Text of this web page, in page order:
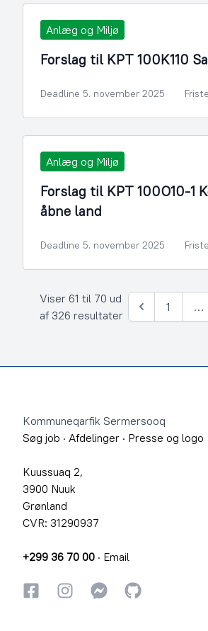
Anlæg og Miljø
Forslag til KPT 100K110
Deadline 5. november 2025
Anlæg og Miljø
Forslag til KPT 100O10-1
åbne land
Deadline 5. november 2025
Viser 61 til 70 ud
af 326 resultater
Forrige
1 …
Kommuneqarfik Sermersooq
Søg job · Afdelinger · Presse og logo
Kuussuaq 2,
3900 Nuuk
Grønland
CVR: 31290937
+299 36 70 00 · Email
FacebookInstagramInstagram
GitHub